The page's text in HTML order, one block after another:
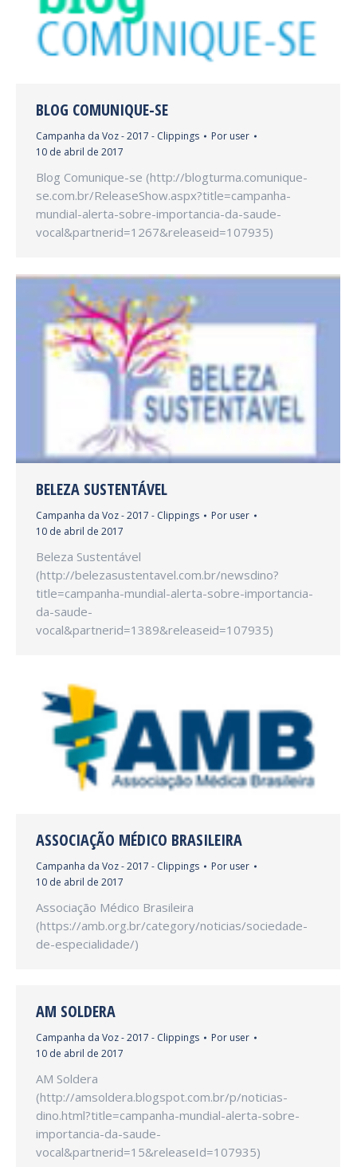
BLOG COMUNIQUE-SE
Campanha da Voz - 2017 - Clippings Por user
10 de abril de 2017
Blog Comunique-se (http://blogturma.comunique-
se.com.br/ReleaseShow.aspx?title=campanha-
mundial-alerta-sobre-importancia-da-saude-
vocal&partnerid=1267&releaseid=107935)
BELEZA SUSTENTÁVEL
Campanha da Voz - 2017 - Clippings Por user
10 de abril de 2017
Beleza Sustentável
(http://belezasustentavel.com.br/newsdino?
title=campanha-mundial-alerta-sobre-importancia-
da-saude-
vocal&partnerid=1389&releaseid=107935)
ASSOCIAÇÃO MÉDICO BRASILEIRA
Campanha da Voz - 2017 - Clippings Por user
10 de abril de 2017
Associação Médico Brasileira
(https://amb.org.br/category/noticias/sociedade-
de-especialidade/)
AM SOLDERA
Campanha da Voz - 2017 - Clippings Por user
10 de abril de 2017
AM Soldera
(http://amsoldera.blogspot.com.br/p/noticias-
dino.html?title=campanha-mundial-alerta-sobre-
importancia-da-saude-
vocal&partnerid=15&releaseId=107935)